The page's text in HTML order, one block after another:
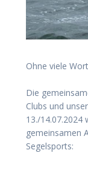
Ohne viele
Die
Clubs und
13./14.07.2024
gemeinsamen
Segelsports: